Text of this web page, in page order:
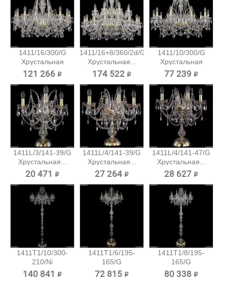
1411/16/300/G
Хрустальная
подвесная...
121 266 ₽
1411/16+8/360/2d/G
Хрустальная...
174 522 ₽
1411/10/300/G
Хрустальная
подвесная...
77 239 ₽
1411L/3/141-39/G
Хрустальная...
20 471 ₽
1411L/4/141-39/G
Хрустальная...
27 264 ₽
1411L/4/141-47/G
Хрустальная...
28 627 ₽
1411T1/10/300-
210/Ni
Хрустальный...
140 841 ₽
1411T1/6/195-
165/G
Хрустальный
72 815 ₽
1411T1/8/195-
165/G
Хрустальный
80 338 ₽